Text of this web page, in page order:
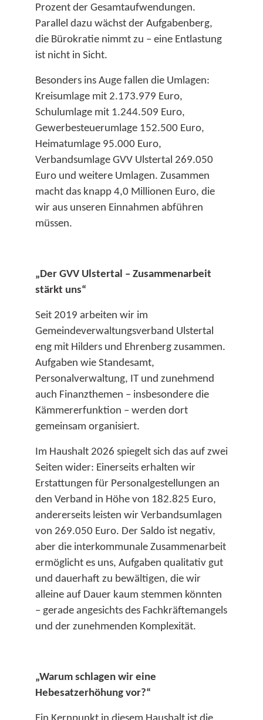
Prozent der Gesamtaufwendungen.
Parallel dazu wächst der Aufgabenberg,
die Bürokratie nimmt zu – eine Entlastung
ist nicht in Sicht.​
Besonders ins Auge fallen die Umlagen:
Kreisumlage mit 2.173.979 Euro,
Schulumlage mit 1.244.509 Euro,
Gewerbesteuerumlage 152.500 Euro,
Heimatumlage 95.000 Euro,
Verbandsumlage GVV Ulstertal 269.050
Euro und weitere Umlagen. Zusammen
macht das knapp 4,0 Millionen Euro, die
wir aus unseren Einnahmen abführen
müssen.​
„Der GVV Ulstertal – Zusammenarbeit
stärkt uns“
Seit 2019 arbeiten wir im
Gemeindeverwaltungsverband Ulstertal
eng mit Hilders und Ehrenberg zusammen.
Aufgaben wie Standesamt,
Personalverwaltung, IT und zunehmend
auch Finanzthemen – insbesondere die
Kämmererfunktion – werden dort
gemeinsam organisiert.​
Im Haushalt 2026 spiegelt sich das auf zwei
Seiten wider: Einerseits erhalten wir
Erstattungen für Personalgestellungen an
den Verband in Höhe von 182.825 Euro,
andererseits leisten wir Verbandsumlagen
von 269.050 Euro. Der Saldo ist negativ,
aber die interkommunale Zusammenarbeit
ermöglicht es uns, Aufgaben qualitativ gut
und dauerhaft zu bewältigen, die wir
alleine auf Dauer kaum stemmen könnten
– gerade angesichts des Fachkräftemangels
und der zunehmenden Komplexität.​
„Warum schlagen wir eine
Hebesatzerhöhung vor?“